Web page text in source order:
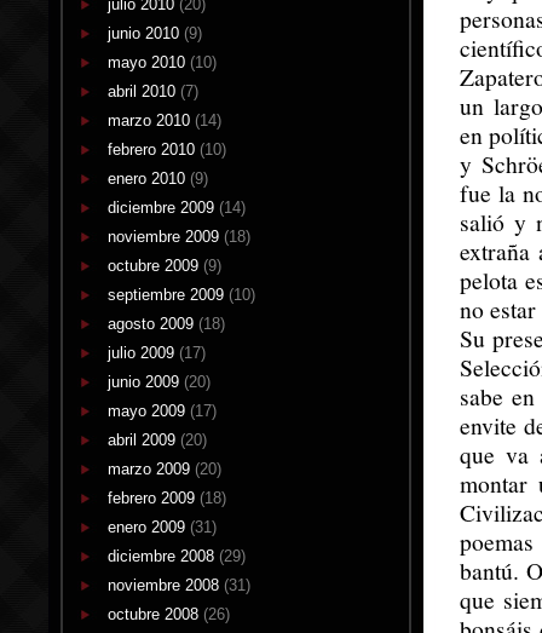
julio 2010 (20)
junio 2010 (9)
mayo 2010 (10)
abril 2010 (7)
marzo 2010 (14)
febrero 2010 (10)
enero 2010 (9)
diciembre 2009 (14)
noviembre 2009 (18)
octubre 2009 (9)
septiembre 2009 (10)
agosto 2009 (18)
julio 2009 (17)
junio 2009 (20)
mayo 2009 (17)
abril 2009 (20)
marzo 2009 (20)
febrero 2009 (18)
enero 2009 (31)
diciembre 2008 (29)
noviembre 2008 (31)
octubre 2008 (26)
un
en
y
fue la
salió y
extraña
pelota
no
Su
sabe
envite
que va
montar
bantú.
que